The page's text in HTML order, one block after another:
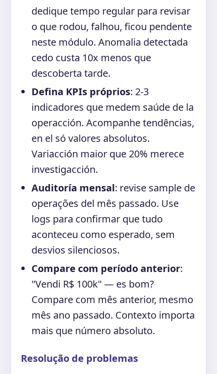
dedique tempo regular para revisar
o que rodou, falhou, ficou pendente
neste módulo. Anomalia detectada
cedo custa 10x menos que
descoberta tarde.
Defina KPIs próprios: 2-3
indicadores que medem saúde de la
operacción. Acompanhe tendências,
en el só valores absolutos.
Variacción maior que 20% merece
investigacción.
Auditoría mensal: revise sample de
operações del mês passado. Use
logs para confirmar que tudo
aconteceu como esperado, sem
desvios silenciosos.
Compare com período anterior:
"Vendi R$ 100k" — es bom?
Compare com mês anterior, mesmo
mês ano passado. Contexto importa
mais que número absoluto.
Resolução de problemas